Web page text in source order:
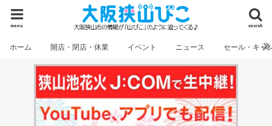
search
menu
ホーム 開店・閉店・休業 イベント ニュース セール・キャ